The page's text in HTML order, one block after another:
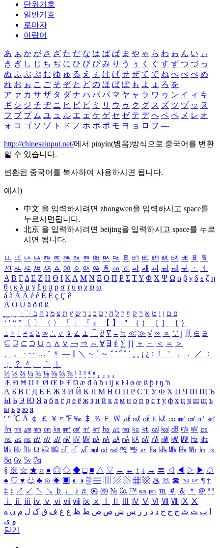
단위기호
일반기호
로마자
아랍어
あ ぁ か が さ ざ た だ な は ば ぱ ま や ゃ ら わ ゎ ん い ぃ
き ぎ し じ ち ぢ に ひ び ぴ み り う ぅ く ぐ す ず つ づ っ
ぬ ふ ぶ ぷ む ゆ ゅ る え ぇ け げ せ ぜ て で ね へ べ ぺ め
れ お ぉ こ ご そ ぞ と ど の ほ ぼ ぽ も よ ょ ろ を
ア ァ カ サ ザ タ ダ ナ ハ バ パ マ ヤ ャ ラ ワ ヮ ン イ ィ キ
ギ シ ジ チ ヂ ニ ヒ ビ ピ ミ リ ウ ゥ ク グ ス ズ ツ ヅ ッ ヌ
フ ブ プ ム ユ ュ ル エ ェ ケ ゲ セ ゼ テ デ ヘ ベ ペ メ レ オ
ォ コ ゴ ソ ゾ ト ド ノ ホ ボ ポ モ ヨ ョ ロ ヲ ―
http://chineseinput.net/에서 pinyin(병음)방식으로 중국어를 변환
할 수 있습니다.
변환된 중국어를 복사하여 사용하시면 됩니다.
예시)
中文 을 입력하시려면 zhongwen을 입력하시고 space를
누르시면됩니다.
北京 을 입력하시려면 beijing을 입력하시고 space를 누르
시면 됩니다.
ㅥ ㅦ ㅧ ㅨ ㅩ ㅪ ㅫ ㅬ ㅭ ㅮ ㅯ ㅰ ㅱ ㅲ ㅳ ㅴ ㅵ ㅶ ㅷ ㅸ
ㅹ
ㅺ ㅻ ㅼ ㅽ ㅾ ㅿ ㆀ ㆁ ㆂ ㆃ ㆄ ㆅ ㆆ ㆇ ㆈ ㆉ ㆊ ㆋ ㆌ ㆍ
ㆎ
Α Β ΓΔ Ε Ζ Η Θ Ι ΚΛ Μ Ν Ξ Ο Π Ρ Σ ΤΥ Φ Χ Ψ Ω α β γ δ ε ζ η
θ ι κ λ μ ν ξ ο π ρ σ τ υ φ χ ψ ω
á à Á À é è É È ç Ç ê
Ä Ö Ü ä ö ü ß
ִֶֹ ֻּ ׁׂ פ ם ן ו ט א ר ק ף ך ל ח י ע כ ג ד ש ץ ת צ מ נ ה ב
‘ ’ “ ” 〔 〕 〈 〉 「 」 『 』 【 】 ＂ （ ） ［ ］ ｛ ｝
± × ÷ ≠ ≤ ≥ ∞ ∴ ♂ ♀ ∠ ⊥ ⌒ ∂ ∇ ≡ ≒ ≪ ≫ √ ∽ ∝ ∵ ∫ ∬ ∈ ∋
⊆ ⊇ ⊂ ⊃ ∪ ∩ ∧ ∨ ￢ ⇒ ⇔ ∀ ∃ ∮ ∑ ∏ ＋ － ＜ ＝
＞
、
。 · ‥ … ¨ 〃 ― ＼ ∼ ´ ～ ˇ ˘ ˝ ˚ ˙ ¸ ¡ ¿ ː ！ ＇ ， ． ／
：
；
？ ＾ ｀
½ ⅓ ⅔ ¼ ¾ ⅛ ⅜ ⅝ ⅞ ¹ ² ³ ⁴ ⁿ ₁ ₂ ₃ ₄
Æ Ð Ħ Ĳ Ł Ø Œ Þ Ŧ Ŋ æ đ ð ħ ı ĳ ĸ ŀ ł ø œ ß þ ŧ ŋ ŉ
А Б В Г Д Е Ё Ж З И Й К Л М Н О П Р С Т У Ф Х Ц Ч Ш Щ Ъ
Ы Ь Э Ю Я а б в г д е ё ж з и й к л м н о п р с т у ф х ц ч ш щ ъ
ы ь э ю я
′ ″ ℃ Å ￠ ￡ ￥ ¤ ℉ ‰ ＄ ％ Ｆ ￦ ㎕ ㎖ ㎗ ℓ ㎘ ㏄ ㎣ ㎤ ㎥ ㎦
㎙ ㎚ ㎛ ㎜ ㎝ ㎞ ㎟ ㎠ ㎡ ㎢ ㏊ ㎍ ㎎ ㎏ ㏏ ㎈ ㎉ ㏈ ㎧ ㎨ ㎰
㎱ ㎲ ㎳ ㎴ ㎵ ㎶ ㎷ ㎸ ㎹ ㎀ ㎁ ㎂ ㎃ ㎄ ㎺ ㎻ ㎽ ㎾ ㎿ ㎐ ㎑
㎒ ㎓ ㎔ Ω ㏀ ㏁ ㎊ ㎋ ㎌ ㏖ ㏅ ㎭ ㎮ ㎯ ㏛ ㎩ ㎪ ㎫ ㎬ ㏝ ㏐
㏓
㏃ ㏉ ㏜ ㏆
§ ※ ☆ ★ ○ ● ◎ ◇ ◆ □ ■ △ ▽ → ← ↑ ↓ ↔ 〓 ◁ ◀ ▷ ▶ ♤
♠ ♡ ♥ ♧ ♣ ⊙ ◈ ▣ ◐ ◑ ▒ ▤ ▨ ▧ ▦ ▩ ♨ ☏ ☎ ☜ ☞ ¶ †
‡ ↕ ↗ ↙ ↖ ↘ ♭ ♩ ♪ ♬ ㉿ ㈜ № ㏇ ™ ㏂ ㏘ ℡ ＃ ＆ ＊ ＠ ª º
ⅰ
ⅱ ⅲ ⅳ ⅴ ⅵ ⅶ ⅷ ⅸ ⅹ Ⅳ Ⅴ Ⅵ Ⅶ Ⅷ Ⅸ Ⅹ
ب ت ث ج ح خ د ذ ر ز س ش ص ض ط ظ ع غ ف ق ک ل م ن ه
و ی
닫기